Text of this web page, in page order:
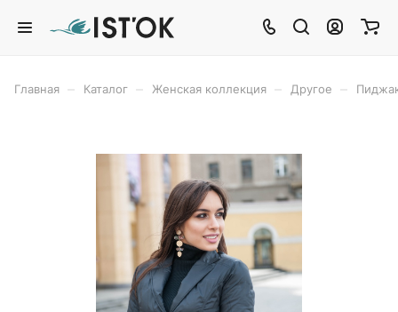
Главная Каталог Женская коллекция Другое